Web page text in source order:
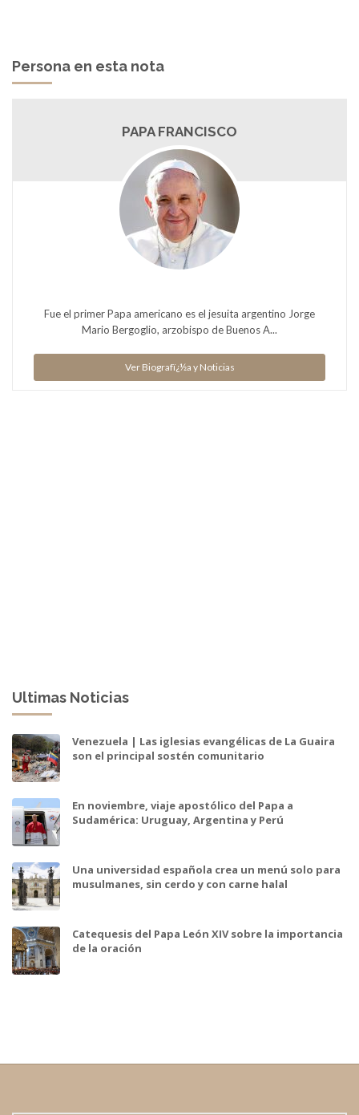
Persona en esta nota
PAPA FRANCISCO
Fue el primer Papa americano es el jesuita argentino Jorge
Mario Bergoglio, arzobispo de Buenos A...
Ver Biografï¿½a y Noticias
Ultimas Noticias
Venezuela | Las iglesias evangélicas de La Guaira
son el principal sostén comunitario
En noviembre, viaje apostólico del Papa a
Sudamérica: Uruguay, Argentina y Perú
Una universidad española crea un menú solo para
musulmanes, sin cerdo y con carne halal
Catequesis del Papa León XIV sobre la importancia
de la oración